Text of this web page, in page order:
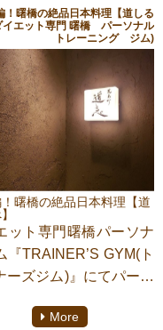
』＋『エクササイズ』
シブルエクササイズの
ササイズとは無理なく
生活に取り入れられる
サイズのこと。
らできる運動だったり
移動の中で少し多めに
みる、少し早く歩いて
どもフレクササイズに
。
レンドは多くの専門家
実だと予想しているほ
！曙橋の絶品日本料理【道しる
イエット専門 曙橋 パーソナル
トレーニング ジム)
曙橋の絶品日本料理【道
ット専門曙橋パーソナ
『TRAINER’S GYM(ト
ーズジム)』にてパーソ
清瀬 淳】がご紹介いた
More